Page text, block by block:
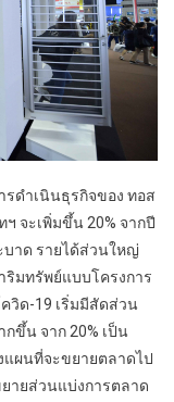
รดำเนินธุรกิจของ ทอส
จะเพิ่มขึ้น 20% จากปี
าด รายได้ส่วนใหญ่
ริมทรัพย์แบบโครงการ
วิด-19 เริ่มมีสัดส่วน
ขึ้น จาก 20% เป็น
แผนที่จะขยายตลาดไป
ายส่วนแบ่งการตลาด